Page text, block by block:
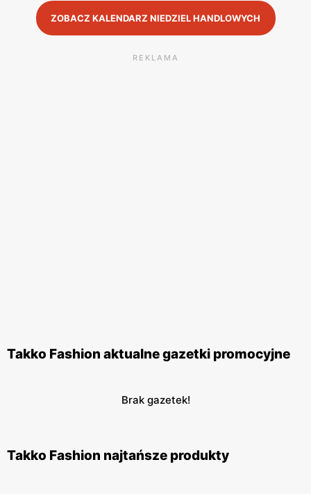
ZOBACZ KALENDARZ NIEDZIEL HANDLOWYCH
REKLAMA
Takko Fashion aktualne gazetki promocyjne
Brak gazetek!
Takko Fashion najtańsze produkty